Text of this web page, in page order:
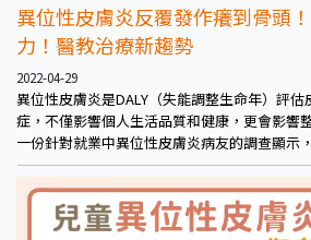
異位性皮膚炎反覆發作癢到骨頭
力！醫教治療新趨勢
2022-04-29
異位性皮膚炎是DALY（失能調整生命年）評
症，不僅影響個人生活品質和健康，更會影響
一份針對就業中異位性皮膚炎病友的調查顯示
影響，且約1/3病友曾因病情須請假就醫，而
力的損失。